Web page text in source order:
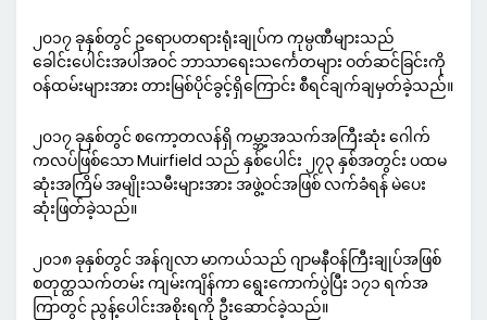
၂၀၁၇ ခုနှစ်တွင် ဥရောပတရားရုံးချုပ်က ကုမ္ပဏီများသည်
ခေါင်းပေါင်းအပါအဝင် ဘာသာရေးသင်္ကေတများ ဝတ်ဆင်ခြင်းကို
ဝန်ထမ်းများအား တားမြစ်ပိုင်ခွင့်ရှိကြောင်း စီရင်ချက်ချမှတ်ခဲ့သည်။
၂၀၁၇ ခုနှစ်တွင် စကော့တလန်ရှိ ကမ္ဘာ့အသက်အကြီးဆုံး ဂေါက်
ကလပ်ဖြစ်သော Muirfield သည် နှစ်ပေါင်း ၂၇၃ နှစ်အတွင်း ပထမ
ဆုံးအကြိမ် အမျိုးသမီးများအား အဖွဲ့ဝင်အဖြစ် လက်ခံရန် မဲပေး
ဆုံးဖြတ်ခဲ့သည်။
၂၀၁၈ ခုနှစ်တွင် အန်ဂျလာ မာကယ်သည် ဂျာမနီဝန်ကြီးချုပ်အဖြစ်
စတုတ္ထသက်တမ်း ကျမ်းကျိန်ကာ ရွေးကောက်ပွဲပြီး ၁၇၁ ရက်အ
ကြာတွင် ညွန့်ပေါင်းအစိုးရကို ဦးဆောင်ခဲ့သည်။